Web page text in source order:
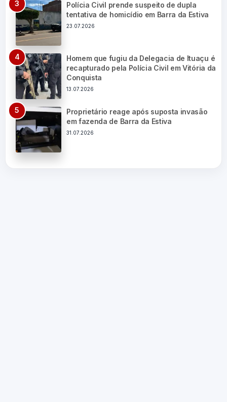
Polícia Civil prende suspeito de dupla
tentativa de homicídio em Barra da Estiva
23.07.2026
Homem que fugiu da Delegacia de Ituaçu é
recapturado pela Polícia Civil em Vitória da
Conquista
13.07.2026
Proprietário reage após suposta invasão
em fazenda de Barra da Estiva
31.07.2026